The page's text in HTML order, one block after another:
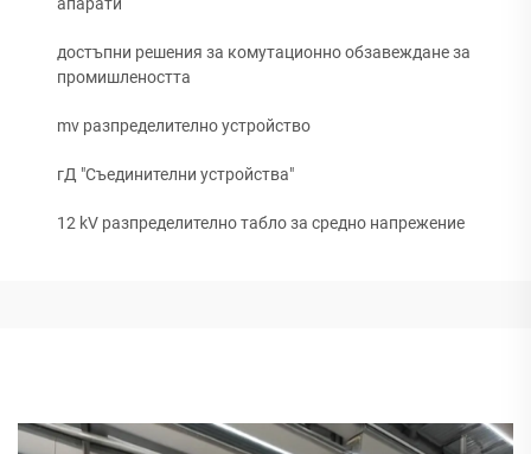
апарати
достъпни решения за комутационно обзавеждане за
промишлеността
mv разпределително устройство
гД "Съединителни устройства"
12 kV разпределително табло за средно напрежение